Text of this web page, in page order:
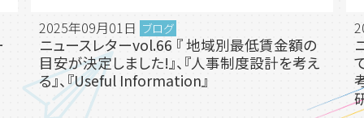
2025年09月01日 ブログ
ニュースレターvol.66 『 地域別最低賃金額の
目安が決定しました!』、『人事制度設計を考え
る』、『Useful Information』